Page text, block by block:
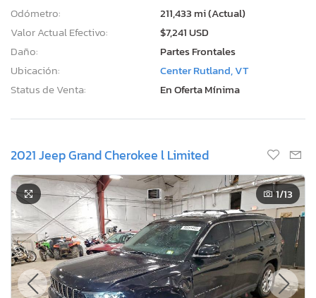
Odómetro:
211,433 mi (Actual)
Valor Actual Efectivo:
$7,241 USD
Daño:
Partes Frontales
Ubicación:
Center Rutland, VT
Status de Venta:
En Oferta Mínima
2021 Jeep Grand Cherokee l Limited
1/13